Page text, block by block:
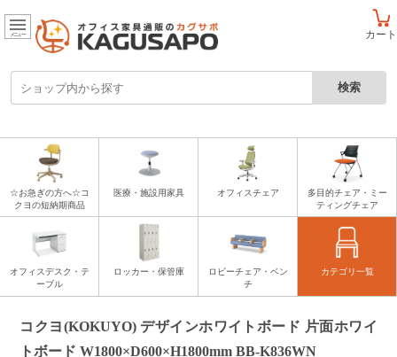
カート
メニュー
☆お急ぎの方へ☆コ
クヨの短納期商品
医療・施設用家具 オフィスチェア
多目的チェア・ミー
ティングチェア
オフィスデスク・テ
ーブル
ロッカー・保管庫
ロビーチェア・ベン
チ
カテゴリ一覧
コクヨ(KOKUYO) デザインホワイトボード 片面ホワイ
トボード W1800×D600×H1800mm BB-K836WN